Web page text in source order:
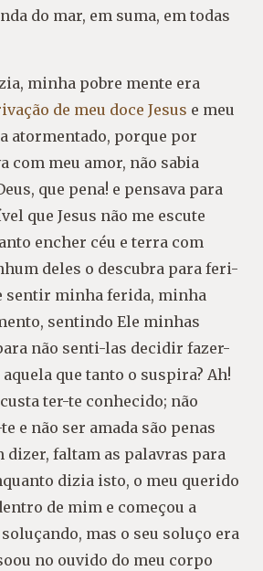
do mar, em suma, em todas
minha pobre mente era
de meu doce Jesus e meu
atormentado, porque por
com meu amor, não sabia
que pena! e pensava para
que Jesus não me escute
encher céu e terra com
deles o descubra para feri-
sentir minha ferida, minha
sentindo Ele minhas
não senti-las decidir fazer-
que tanto o suspira? Ah!
ter-te conhecido; não
e não ser amada são penas
dizer, faltam as palavras para
dizia isto, o meu querido
de mim e começou a
mas o seu soluço era
no ouvido do meu corpo